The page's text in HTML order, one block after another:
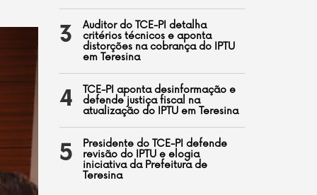
3
Auditor do TCE-PI detalha
critérios técnicos e aponta
distorções na cobrança do IPTU
em Teresina
4
TCE-PI aponta desinformação e
defende justiça fiscal na
atualização do IPTU em Teresina
5
Presidente do TCE-PI defende
revisão do IPTU e elogia
iniciativa da Prefeitura de
Teresina